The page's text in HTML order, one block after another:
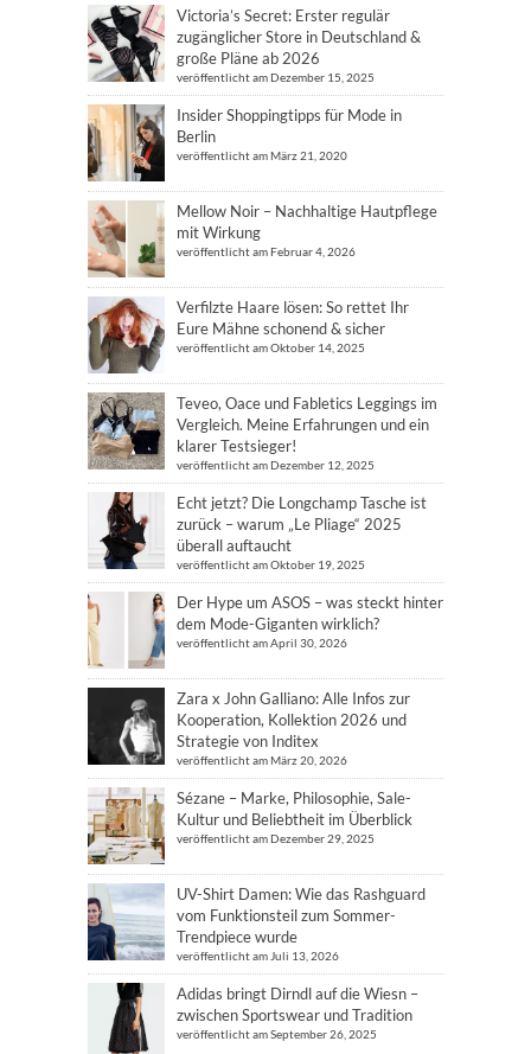
Victoria’s Secret: Erster regulär
zugänglicher Store in Deutschland &
große Pläne ab 2026
veröffentlicht am Dezember 15, 2025
Insider Shoppingtipps für Mode in
Berlin
veröffentlicht am März 21, 2020
Mellow Noir – Nachhaltige Hautpflege
mit Wirkung
veröffentlicht am Februar 4, 2026
Verfilzte Haare lösen: So rettet Ihr
Eure Mähne schonend & sicher
veröffentlicht am Oktober 14, 2025
Teveo, Oace und Fabletics Leggings im
Vergleich. Meine Erfahrungen und ein
klarer Testsieger!
veröffentlicht am Dezember 12, 2025
Echt jetzt? Die Longchamp Tasche ist
zurück – warum „Le Pliage“ 2025
überall auftaucht
veröffentlicht am Oktober 19, 2025
Der Hype um ASOS – was steckt hinter
dem Mode-Giganten wirklich?
veröffentlicht am April 30, 2026
Zara x John Galliano: Alle Infos zur
Kooperation, Kollektion 2026 und
Strategie von Inditex
veröffentlicht am März 20, 2026
Sézane – Marke, Philosophie, Sale-
Kultur und Beliebtheit im Überblick
veröffentlicht am Dezember 29, 2025
UV-Shirt Damen: Wie das Rashguard
vom Funktionsteil zum Sommer-
Trendpiece wurde
veröffentlicht am Juli 13, 2026
Adidas bringt Dirndl auf die Wiesn –
zwischen Sportswear und Tradition
veröffentlicht am September 26, 2025